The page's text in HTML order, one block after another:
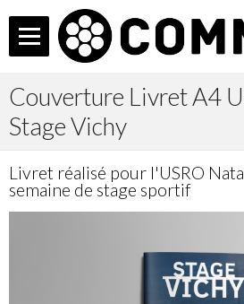
L'Agence
Services
Accueil
Les + COMMIUM
Actualités
Couverture Livret A4
Stage Vichy
Livret réalisé pour l'USRO
semaine de stage sportif